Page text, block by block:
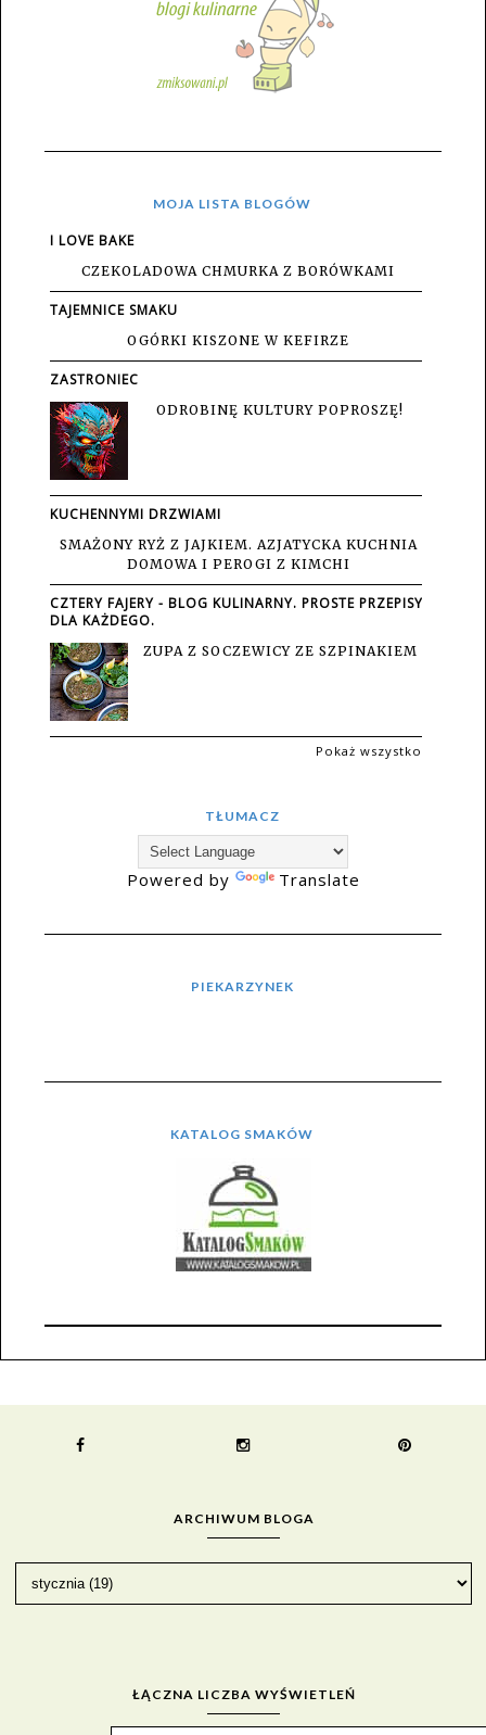
MOJA LISTA BLOGÓW
I LOVE BAKE
CZEKOLADOWA CHMURKA Z BORÓWKAMI
TAJEMNICE SMAKU
OGÓRKI KISZONE W KEFIRZE
ZASTRONIEC
ODROBINĘ KULTURY POPROSZĘ!
KUCHENNYMI DRZWIAMI
SMAŻONY RYŻ Z JAJKIEM. AZJATYCKA KUCHNIA
DOMOWA I PEROGI Z KIMCHI
CZTERY FAJERY - BLOG KULINARNY. PROSTE PRZEPISY
DLA KAŻDEGO.
ZUPA Z SOCZEWICY ZE SZPINAKIEM
Pokaż wszystko
TŁUMACZ
Powered by Translate
PIEKARZYNEK
KATALOG SMAKÓW
ARCHIWUM BLOGA
ŁĄCZNA LICZBA WYŚWIETLEŃ